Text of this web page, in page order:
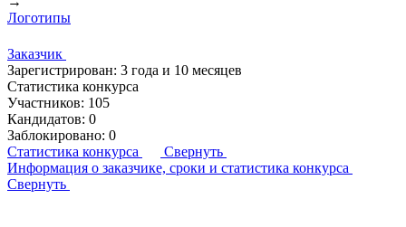
Логотипы
Заказчик
Зарегистрирован: 3 года и 10 месяцев
Статистика конкурса
Участников: 105
Кандидатов: 0
Заблокировано: 0
Статистика конкурса
Свернуть
Информация о заказчике, сроки и статистика конкурса
Свернуть